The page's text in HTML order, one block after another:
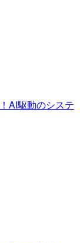
AI駆動のシステ